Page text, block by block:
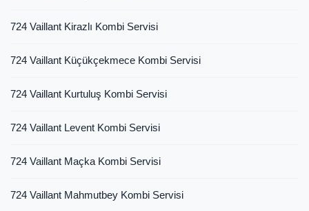
724 Vaillant Kirazlı Kombi Servisi
724 Vaillant Küçükçekmece Kombi Servisi
724 Vaillant Kurtuluş Kombi Servisi
724 Vaillant Levent Kombi Servisi
724 Vaillant Maçka Kombi Servisi
724 Vaillant Mahmutbey Kombi Servisi